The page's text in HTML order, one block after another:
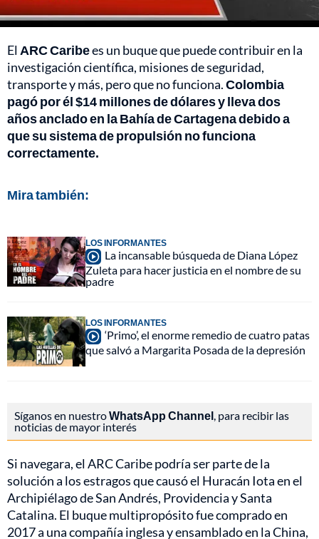
El ARC Caribees un buque que puede contribuir en la
investigación científica, misiones de seguridad,
transporte y más, pero que no funciona.Colombia
pagó por él $14 millones de dólares y lleva dos
años anclado en la Bahía de Cartagena debido a
que su sistema de propulsión no funciona
correctamente.
Mira también:
LOS INFORMANTES
La incansable búsqueda de Diana López
Zuleta para hacer justicia en el nombre de su
padre
LOS INFORMANTES
‘Primo’, el enorme remedio de cuatro patas
que salvó a Margarita Posada de la depresión
Síganos en nuestroWhatsApp Channel, para recibir las
noticias de mayor interés
Si navegara, el ARC Caribe podría ser parte de la
solución a los estragos que causó el Huracán Iota en el
Archipiélago de San Andrés, Providencia y Santa
Catalina. El buque multipropósito fue comprado en
2017 a una compañía inglesa y ensamblado en la China,